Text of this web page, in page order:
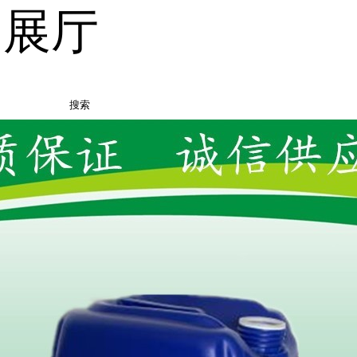
厅
搜索